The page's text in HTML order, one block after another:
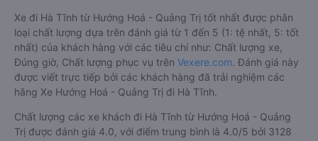
Xe đi Hà Tĩnh từ Hướng Hoá - Quảng Trị tốt nhất được phân
loại chất lượng dựa trên đánh giá từ 1 đến 5 (1: tệ nhất, 5: tốt
nhất) của khách hàng với các tiêu chí như: Chất lượng xe,
Đúng giờ, Chất lượng phục vụ trên Vexere.com. Đánh giá này
được viết trực tiếp bởi các khách hàng đã trải nghiệm các
hãng Xe Hướng Hoá - Quảng Trị đi Hà Tĩnh.
Chất lượng các xe khách đi Hà Tĩnh từ Hướng Hoá - Quảng
Trị được đánh giá 4.0, với điểm trung bình là 4.0/5 bởi 3128